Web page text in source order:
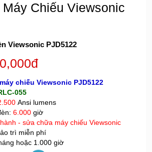
Chiếu Viewsonic
Viewsonic PJD5122
máy chiếu Viewsonic PJD5122
055
Ansi lumens
6.000 giờ
- sửa chữa máy chiếu Viewsonic
trì miễn phí
hoặc 1.000 giờ